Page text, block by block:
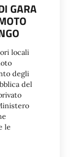
GARA
locali
degli
del
le